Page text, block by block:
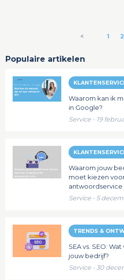
< 1 2
Populaire artikelen
Waarom kan ik
in Google?
Service - 19
Waarom jouw
moet kiezen
antwoordservice
Service - 5
TRENDS &
SEA vs. SEO:
jouw bedrijf?
Service - 30